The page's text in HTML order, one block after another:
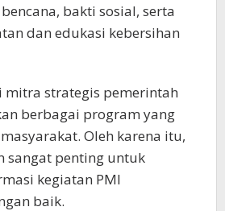
bakti sosial, serta
dan edukasi kebersihan
mitra strategis pemerintah
berbagai program yang
Oleh karena itu,
sangat penting untuk
kegiatan PMI
baik.